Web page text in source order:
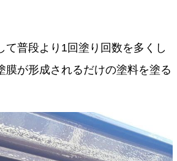
て普段より1回塗り回数を多くし
膜が形成されるだけの塗料を塗る